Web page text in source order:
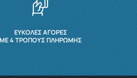
ΕΥΚΟΛΕΣ ΑΓΟΡΕΣ
ΜΕ 4 ΤΡΌΠΟΥΣ ΠΛΗΡΩΜΉΣ